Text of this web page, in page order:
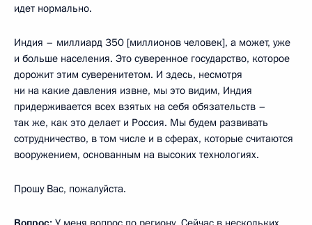
идет нормально.
Индия – миллиард 350 [миллионов человек], а может, уже
и больше населения. Это суверенное государство, которое
дорожит этим суверенитетом. И здесь, несмотря
ни на какие давления извне, мы это видим, Индия
придерживается всех взятых на себя обязательств –
так же, как это делает и Россия. Мы будем развивать
сотрудничество, в том числе и в сферах, которые считаются
вооружением, основанным на высоких технологиях.
Прошу Вас, пожалуйста.